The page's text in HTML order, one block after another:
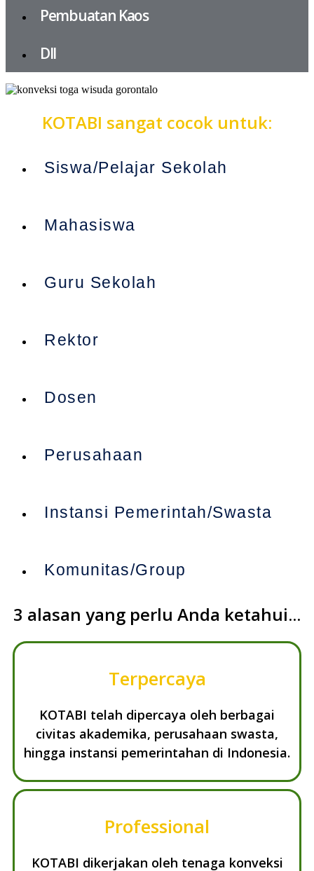
Pembuatan Kaos
Dll
KOTABI sangat cocok untuk:
Siswa/Pelajar Sekolah
Mahasiswa
Guru Sekolah
Rektor
Dosen
Perusahaan
Instansi Pemerintah/Swasta
Komunitas/Group
3 alasan yang perlu Anda ketahui...
Terpercaya
KOTABI telah dipercaya oleh berbagai
civitas akademika, perusahaan swasta,
hingga instansi pemerintahan di Indonesia.
Professional
KOTABI dikerjakan oleh tenaga konveksi